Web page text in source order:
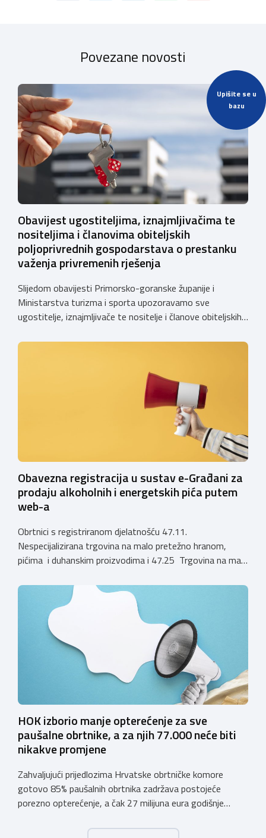
Upišite se u
bazu
Povezane novosti
Obavijest ugostiteljima, iznajmljivačima te
nositeljima i članovima obiteljskih
poljoprivrednih gospodarstava o prestanku
važenja privremenih rješenja
Slijedom obavijesti Primorsko-goranske županije i
Ministarstva turizma i sporta upozoravamo sve
ugostitelje, iznajmljivače te nositelje i članove obiteljskih
privremenih rješenja izdanih sukladno Zakonu o
1. siječnja 2025. godine više ne mogu podnositi novi
zahtjevi za izdavanje privremenih rješenja, dok već izdana
Obavezna registracija u sustav e-Građani za
prodaju alkoholnih i energetskih pića putem
web-a
Obrtnici s registriranom djelatnošću 47.11.
Nespecijalizirana trgovina na malo pretežno hranom,
pićima i duhanskim proizvodima i 47.25 Trgovina na malo
koja sadrže alkohol i energetska pića dužni su uskladiti
svoje poslovne procese i osigurati tehničko rješenje za
vjerodostojnu provjeru punoljetnosti kupca putem
sustava e-Građani ili putem mobilne […]
HOK izborio manje opterećenje za sve
paušalne obrtnike, a za njih 77.000 neće biti
nikakve promjene
Zahvaljujući prijedlozima Hrvatske obrtničke komore
gotovo 85% paušalnih obrtnika zadržava postojeće
porezno opterećenje, a čak 27 milijuna eura godišnje
komora pozdravlja odluku Vlade Republike Hrvatske da u